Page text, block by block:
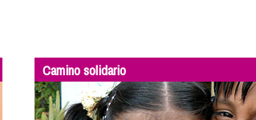
Camino solidario